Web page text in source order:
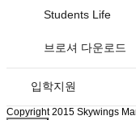
Students Life
브로셔 다운로드
입학지원
Copyright 2015 Skywings